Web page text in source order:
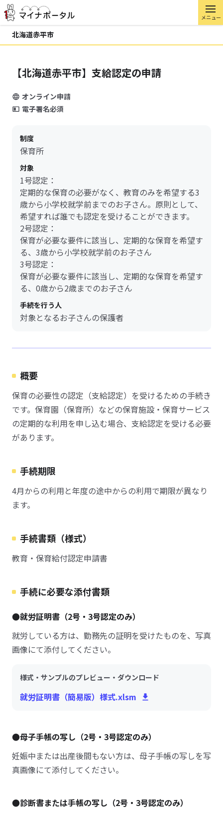
メニュー
北海道赤平市
【北海道赤平市】支給認定の申請
オンライン申請
電子署名必須
制度
保育所
対象
1号認定：
定期的な保育の必要がなく、教育のみを希望する3
歳から小学校就学前までのお子さん。原則として、
希望すれば誰でも認定を受けることができます。
2号認定：
保育が必要な要件に該当し、定期的な保育を希望す
る、3歳から小学校就学前のお子さん
3号認定：
保育が必要な要件に該当し、定期的な保育を希望す
る、0歳から2歳までのお子さん
手続を行う人
対象となるお子さんの保護者
概要
保育の必要性の認定（支給認定）を受けるための手続き
です。保育園（保育所）などの保育施設・保育サービス
の定期的な利用を申し込む場合、支給認定を受ける必要
があります。
手続期限
4月からの利用と年度の途中からの利用で期限が異なり
ます。
手続書類（様式）
教育・保育給付認定申請書
手続に必要な添付書類
●就労証明書（2号・3号認定のみ）
就労している方は、勤務先の証明を受けたものを、写真
画像にて添付してください。
様式・サンプルのプレビュー・ダウンロード
就労証明書（簡易版）様式.xlsm
●母子手帳の写し（2号・3号認定のみ）
妊娠中または出産後間もない方は、母子手帳の写しを写
真画像にて添付してください。
●診断書または手帳の写し（2号・3号認定のみ）